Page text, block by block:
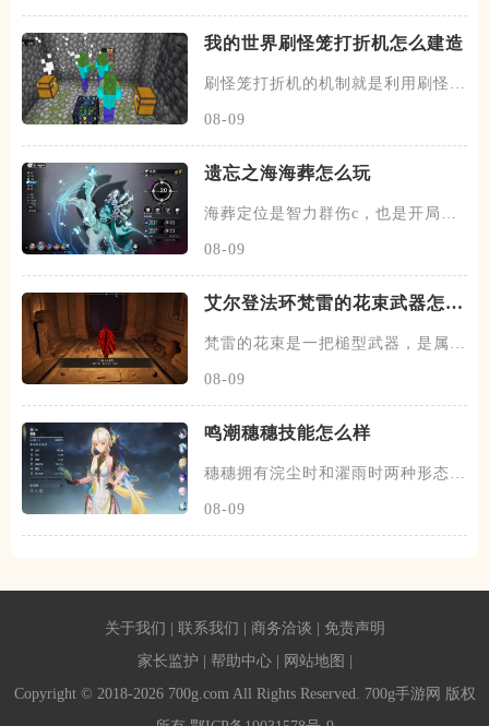
我的世界刷怪笼打折机怎么建造
刷怪笼打折机的机制就是利用刷怪笼
08-09
遗忘之海海葬怎么玩
海葬定位是智力群伤c，也是开局可
08-09
艾尔登法环梵雷的花束武器怎么
梵雷的花束是一把槌型武器，是属于
08-09
鸣潮穗穗技能怎么样
穗穗拥有浣尘时和濯雨时两种形态，
08-09
关于我们 联系我们 商务洽谈
免责声明
家长监护
帮助中心 网站地图
Copyright © 2018-2026 700g.com All Rights Reserved. 700g手游网 版权